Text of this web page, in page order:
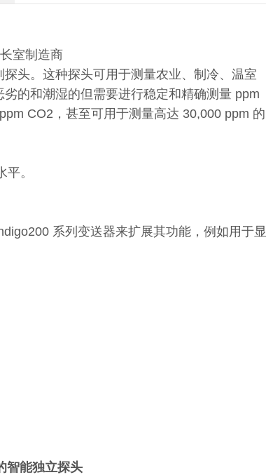
室制造商
头。这种探头可用于测量农业、制冷、温室
的和潮湿的但需要进行稳定和精确测量 ppm
CO2，甚至可用于测量高达 30,000 ppm 的
。
系列变送器来扩展其功能，例如用于显
智能独立探头